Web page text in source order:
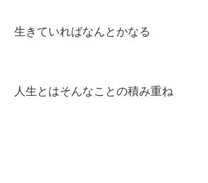
生きていればなんとかなる
人生とはそんなことの積み重ね